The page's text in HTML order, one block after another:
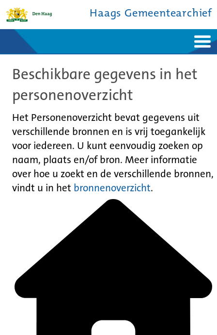
Haags Gemeentearchief
Ontdek de stad
De studiezaal
Bronnen en collecties
Contact
Beschikbare gegevens in het
personenoverzicht
Het Personenoverzicht bevat gegevens uit
verschillende bronnen en is vrij toegankelijk
voor iedereen. U kunt eenvoudig zoeken op
naam, plaats en/of bron. Meer informatie
over hoe u zoekt en de verschillende bronnen,
vindt u in het bronnenoverzicht.